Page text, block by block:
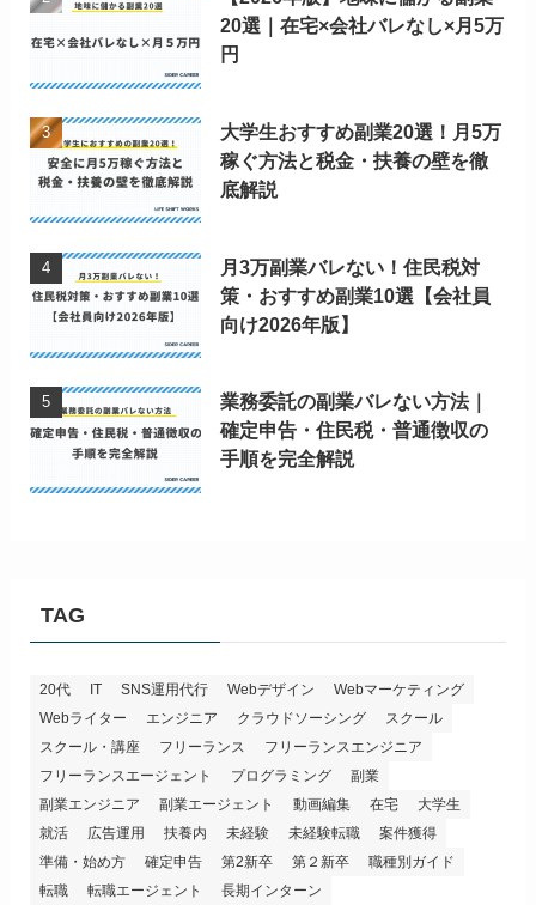
20選｜在宅×会社バレなし×月5万
円
大学生おすすめ副業20選！月5万
稼ぐ方法と税金・扶養の壁を徹
底解説
月3万副業バレない！住民税対
策・おすすめ副業10選【会社員
向け2026年版】
業務委託の副業バレない方法｜
確定申告・住民税・普通徴収の
手順を完全解説
TAG
20代 IT SNS運用代行 Webデザイン
Webマーケティング
Webライター
エンジニア クラウドソーシング
スクール
スクール・講座
フリーランス
フリーランスエンジニア
フリーランスエージェント
プログラミング
副業
副業エンジニア
副業エージェント 動画編集 在宅
大学生
就活
広告運用 扶養内 未経験 未経験転職
案件獲得
準備・始め方
確定申告 第2新卒 第２新卒
職種別ガイド
転職
転職エージェント 長期インターン